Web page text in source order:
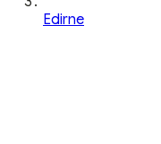
Edirne